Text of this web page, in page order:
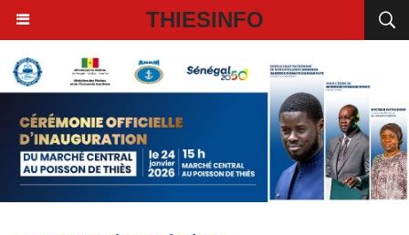
THIESINFO